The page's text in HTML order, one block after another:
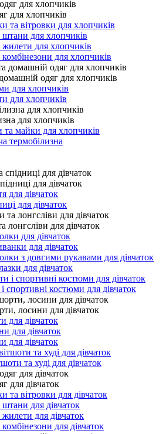
для хлопчиків
та вітровки для хлопчиків
штани для хлопчиків
жилети для хлопчиків
комбінезони для хлопчиків
одяг для хлопчиків
для хлопчиків
для хлопчиків
для хлопчиків
та майки для хлопчиків
термобілизна
для дівчаток
для дівчаток
для дівчаток
лонгсліви для дівчаток
для дівчаток
для дівчаток
з довгими рукавами для дівчаток
для дівчаток
спортивні костюми для дівчаток
лосини для дівчаток
для дівчаток
для дівчаток
для дівчаток
та худі для дівчаток
для дівчаток
та вітровки для дівчаток
штани для дівчаток
жилети для дівчаток
комбінезони для дівчаток